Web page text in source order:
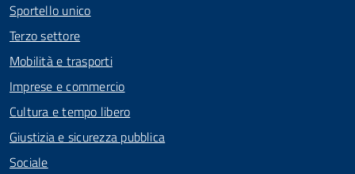
Sportello unico
Terzo settore
Mobilità e trasporti
Imprese e commercio
Cultura e tempo libero
Giustizia e sicurezza pubblica
Sociale